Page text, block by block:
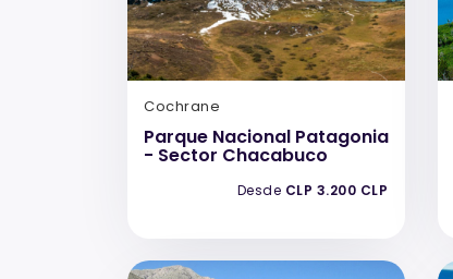
Cochrane
Parque Nacional Patagonia
- Sector Chacabuco
Desde CLP 3.200 CLP